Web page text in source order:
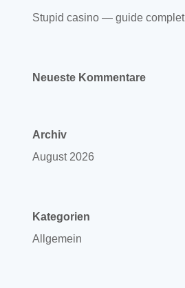
Stupid casino — guide complet
Neueste Kommentare
Archiv
August 2026
Kategorien
Allgemein